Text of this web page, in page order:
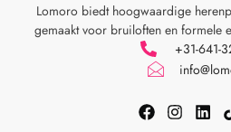
Lomoro biedt hoogwaardige
gemaakt voor bruiloften en formele
+31-641-